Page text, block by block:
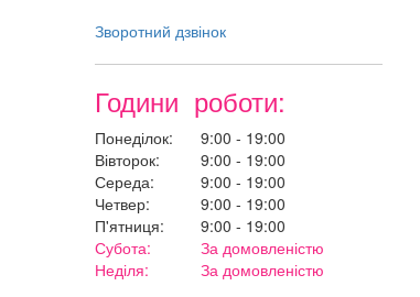
Зворотний дзвінок
Години роботи:
Понеділок:
9:00 - 19:00
Вівторок:
9:00 - 19:00
Середа:
9:00 - 19:00
Четвер:
9:00 - 19:00
П'ятниця:
9:00 - 19:00
Субота:
За домовленістю
Неділя:
За домовленістю